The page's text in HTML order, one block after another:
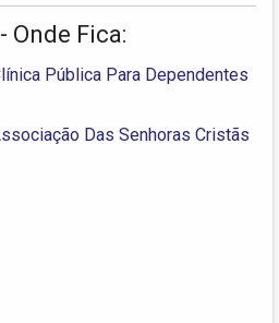
Onde Fica:
Pública Para Dependentes
Das Senhoras Cristãs